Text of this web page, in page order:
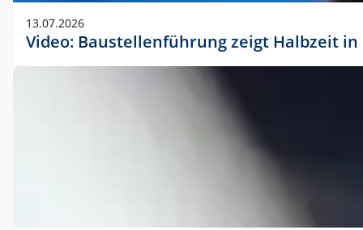
13.07.2026
Video: Baustellenführung zeigt Halbzeit